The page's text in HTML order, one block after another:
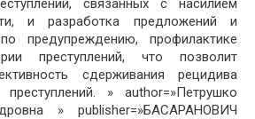
связанных с насилием
и разработка предложений и
предупреждению, профилактике
преступлений, что позволит
сдерживания рецидива
преступлений. » author=»Петрушко
» publisher=»БАСАРАНОВИЧ